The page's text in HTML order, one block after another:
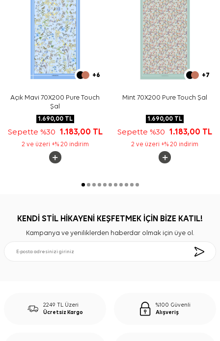
+6
Açık Mavi 70X200 Pure Touch
Şal
1.690,00TL
Sepette %30 1.183,00 TL
2 ve üzeri +% 20 indirim
+7
Mint 70X200 Pure Touch Şal
1.690,00 TL
Sepette %30 1.183,00 TL
2 ve üzeri +% 20 indirim
KENDİ STİL HİKAYENİ KEŞFETMEK İÇİN BİZE KATIL!
Kampanya ve yeniliklerden haberdar olmak için üye ol.
2249 TL Üzeri
Ücretsiz Kargo
%100 Güvenli
Alışveriş